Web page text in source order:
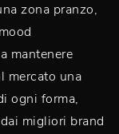
zona pranzo,
mantenere
mercato una
ogni forma,
migliori brand